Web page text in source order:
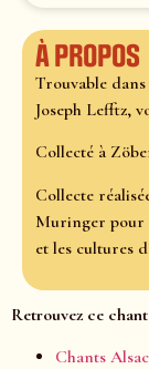
À propos
Trouvable
Joseph Lefftz,
Collecté à
Collecte
Muringer pour
et les cultures
Retrouvez ce
Chants